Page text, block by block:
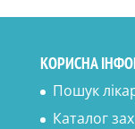
КОРИСНА
Пошук
Каталог